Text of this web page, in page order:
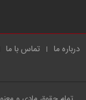
درباره ما تماس با ما